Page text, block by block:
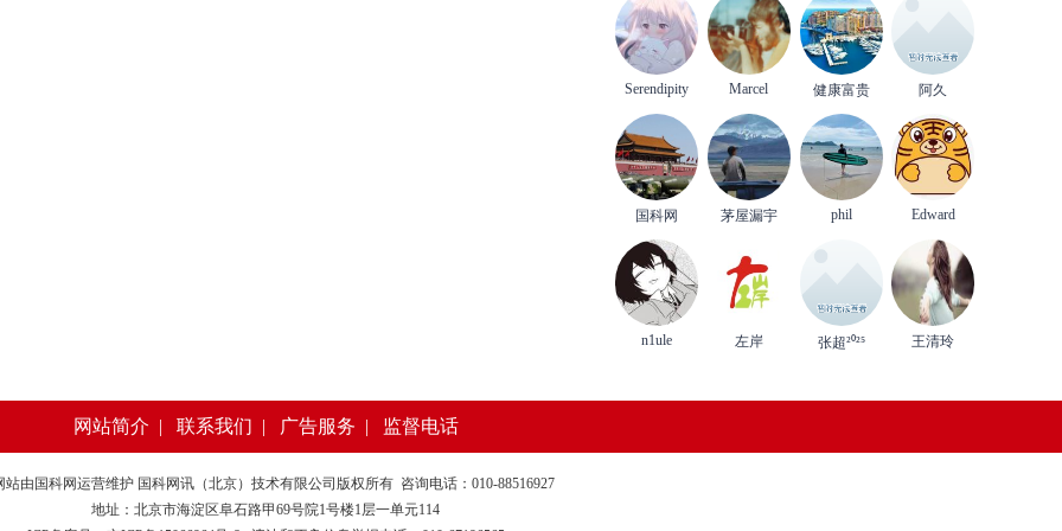
Serendipity Marcel 健康富贵 阿久
国科网 茅屋漏宇 phil Edward
n1ule 左岸 张超²⁰²⁵ 王清玲
网站简介 | 联系我们 | 广告服务 | 监督电话
站由 国科网运营维护 国科网讯（北京）技术有限公司版权所有 咨询电话：010-88516927
地址：北京市海淀区阜石路甲69号院1号楼1层一单元114